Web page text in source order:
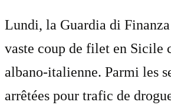
Lundi, la Guardia di
vaste coup de filet en Sicile
albano-italienne. Parmi les
arrêtées pour trafic de